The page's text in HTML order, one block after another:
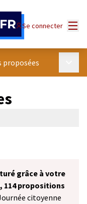
Se connecter
proposées
grâce à votre
propositions
citoyenne